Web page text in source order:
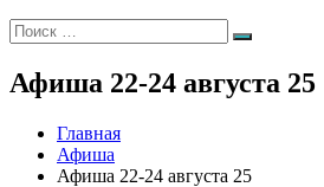
Искать:
Поиск
Афиша 22-24 августа 25
Главная
Афиша
Афиша 22-24 августа 25